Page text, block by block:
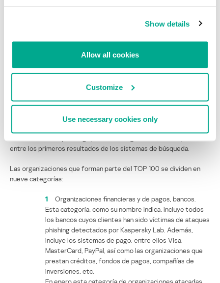
Show details
Allow all cookies
Customize
Use necessary cookies only
antiphishing en los equipos de los usuarios. El antiphishing detecta
Cabe destacar que según los datos de KSN, cerca del 65% de los
clics en los enlaces phishing se hacen en los programas de correo.
Es decir, el correo sigue siendo el principal canal de difusión de los
phishing suceden directamente en los navegadores de Internet. En
esta categoría también están los clics hechos desde la interfaz
entre los primeros resultados de los sistemas de búsqueda.
Las organizaciones que forman parte del TOP 100 se dividen en
nueve categorías:
1
Organizaciones financieras y de pagos, bancos.
Esta categoría, como su nombre indica, incluye todos
los bancos cuyos clientes han sido víctimas de ataques
phishing detectados por Kaspersky Lab. Además,
incluye los sistemas de pago, entre ellos Visa,
MasterCard, PayPal, así como las organizaciones que
prestan créditos, fondos de pagos, compañías de
inversiones, etc.
En enero esta categoría de organizaciones atacadas